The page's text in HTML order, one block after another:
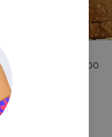
Hot Delivery
$ 13.900